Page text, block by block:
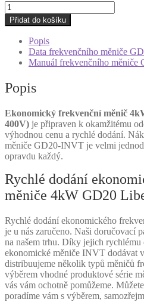
Ekonomický
frekvenční
měnič
4kW
Liberec
(GD20-
INVT-
400V)
množství
Přidat do košíku
Popis
Data frekvenčního měniče
Manuál frekvenčního
Popis
Ekonomický frekvenční měnič
400V) je připraven k okamžitému
výhodnou cenu a rychlé dodání.
měniče GD20-INVT je velmi
opravdu každý.
Rychlé dodání
měniče 4kW GD20
Rychlé dodání ekonomického
je u nás zaručeno. Naši doručovací
na našem trhu. Díky jejich rychlému
ekonomické měniče INVT dodávat
distribuujeme několik typů měničů
výběrem vhodné produktové série
vás vám ochotně pomůžeme.
poradíme vám s výběrem,